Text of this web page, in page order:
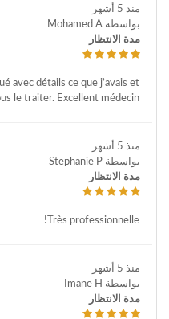
منذ 5 أشهر
بواسطة Mohamed A
مدة الانتظار
avec détails ce que j’avais et
le traiter. Excellent médecin.
منذ 5 أشهر
بواسطة Stephanie P
مدة الانتظار
Très professionnelle!
منذ 5 أشهر
بواسطة Imane H
مدة الانتظار